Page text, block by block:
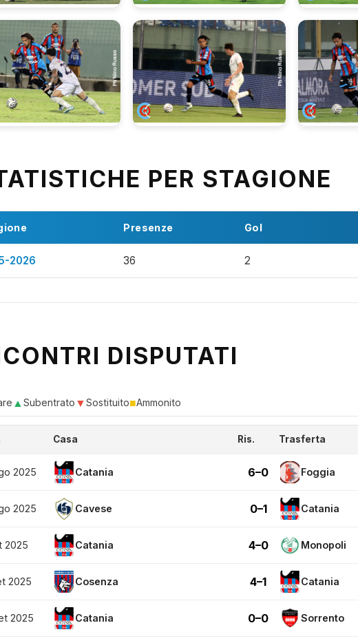
PER STAGIONE
Presenze Gol
2026 36 2
DISPUTATI
▲ Subentrato ▼Sostituito■Ammonito
Casa Ris. Trasferta
2025 Catania 6–0 Foggia
2025 Cavese 0–1 Catania
2025 Catania 4–0 Monopoli
2025 Cosenza 4–1 Catania
2025 Catania 0–0 Sorrento